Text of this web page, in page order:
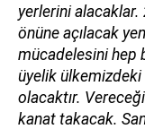
yerlerini alacaklar.
önüne açılacak
mücadelesini hep
üyelik
olacaktır.
kanat takacak.